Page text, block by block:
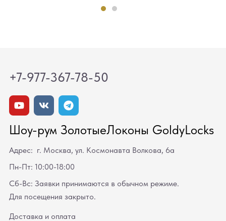
+7-977-367-78-50
Шоу-рум ЗолотыеЛоконы GoldyLocks
Адрес: г. Москва, ул. Космонавта Волкова, 6а
Пн-Пт: 10:00-18:00
Сб-Вс: Заявки принимаются в обычном режиме.
Для посещения закрыто.
Доставка и оплата